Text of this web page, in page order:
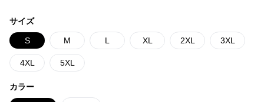
サイズ
S M L XL 2XL 3XL
4XL 5XL
カラー